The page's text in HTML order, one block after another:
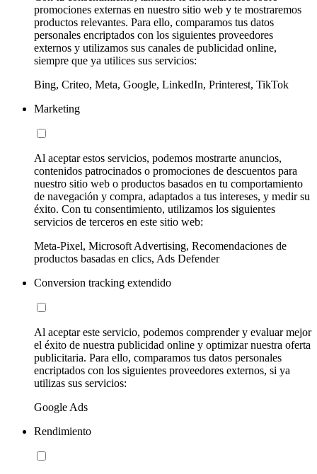
promociones externas en nuestro sitio web y te mostraremos
productos relevantes. Para ello, comparamos tus datos
personales encriptados con los siguientes proveedores
externos y utilizamos sus canales de publicidad online,
siempre que ya utilices sus servicios:
Bing, Criteo, Meta, Google, LinkedIn, Printerest, TikTok
Marketing
Al aceptar estos servicios, podemos mostrarte anuncios,
contenidos patrocinados o promociones de descuentos para
nuestro sitio web o productos basados en tu comportamiento
de navegación y compra, adaptados a tus intereses, y medir su
éxito. Con tu consentimiento, utilizamos los siguientes
servicios de terceros en este sitio web:
Meta-Pixel, Microsoft Advertising, Recomendaciones de
productos basadas en clics, Ads Defender
Conversion tracking extendido
Al aceptar este servicio, podemos comprender y evaluar mejor
el éxito de nuestra publicidad online y optimizar nuestra oferta
publicitaria. Para ello, comparamos tus datos personales
encriptados con los siguientes proveedores externos, si ya
utilizas sus servicios:
Google Ads
Rendimiento